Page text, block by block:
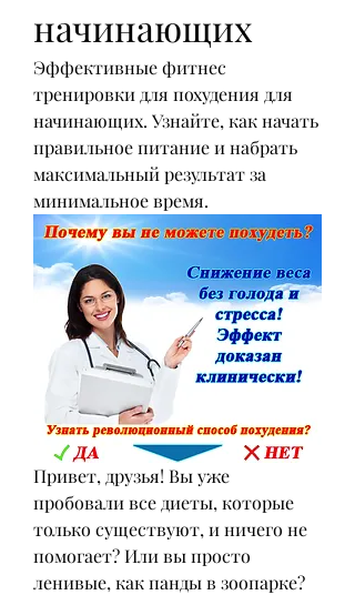
начинающих
Эффективные фитнес
тренировки для похудения для
начинающих. Узнайте, как начать
правильное питание и набрать
максимальный результат за
минимальное время.
Привет, друзья! Вы уже
пробовали все диеты, которые
только существуют, и ничего не
помогает? Или вы просто
ленивые, как панды в зоопарке?